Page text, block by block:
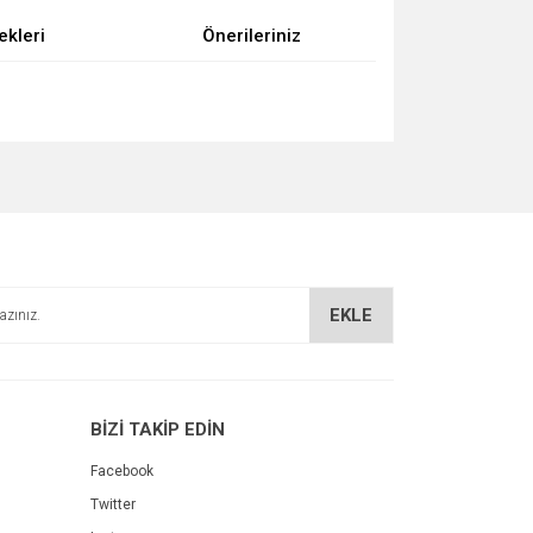
Önerileriniz
EKLE
BİZİ TAKİP EDİN
Facebook
Twitter